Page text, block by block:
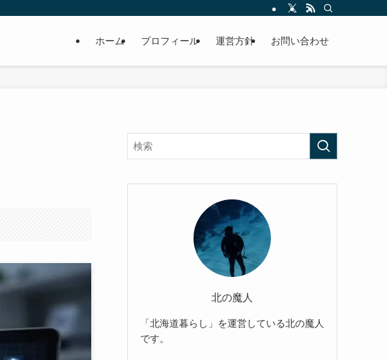
ホーム プロフィール 運営方針 お問い合わせ
北の魔人
「北海道暮らし」を運営している北の魔人
です。